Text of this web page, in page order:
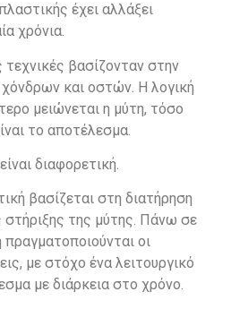
έχει αλλάξει
χρόνια.
βασίζονταν στην
και οστών. Η λογική
μειώνεται η μύτη, τόσο
το αποτέλεσμα.
διαφορετική.
βασίζεται στη διατήρηση
στήριξης της μύτης. Πάνω σε
οι
με στόχο ένα λειτουργικό
με διάρκεια στο χρόνο.